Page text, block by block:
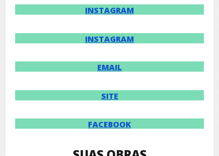
INSTAGRAM
INSTAGRAM
EMAIL
SITE
FACEBOOK